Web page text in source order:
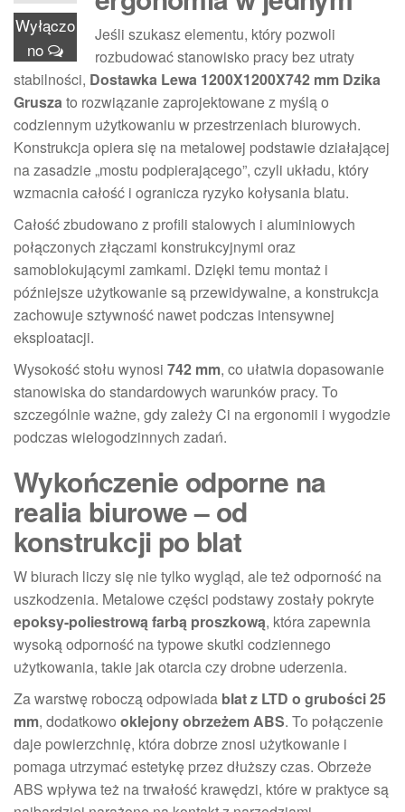
Wyłączo
no
Jeśli szukasz elementu, który pozwoli
rozbudować stanowisko pracy bez utraty
stabilności, Dostawka Lewa 1200X1200X742 mm Dzika
Gruszato rozwiązanie zaprojektowane z myślą o
codziennym użytkowaniu w przestrzeniach biurowych.
Konstrukcja opiera się na metalowej podstawie działającej
na zasadzie „mostu podpierającego”, czyli układu, który
wzmacnia całość i ogranicza ryzyko kołysania blatu.
Całość zbudowano z profili stalowych i aluminiowych
połączonych złączami konstrukcyjnymi oraz
samoblokującymi zamkami. Dzięki temu montaż i
późniejsze użytkowanie są przewidywalne, a konstrukcja
zachowuje sztywność nawet podczas intensywnej
eksploatacji.
Wysokość stołu wynosi 742 mm, co ułatwia dopasowanie
stanowiska do standardowych warunków pracy. To
szczególnie ważne, gdy zależy Ci na ergonomii i wygodzie
podczas wielogodzinnych zadań.
Wykończenie odporne na
realia biurowe – od
konstrukcji po blat
W biurach liczy się nie tylko wygląd, ale też odporność na
uszkodzenia. Metalowe części podstawy zostały pokryte
epoksy-poliestrową farbą proszkową, która zapewnia
wysoką odporność na typowe skutki codziennego
użytkowania, takie jak otarcia czy drobne uderzenia.
Za warstwę roboczą odpowiada blat z LTD o grubości 25
mm, dodatkowo oklejony obrzeżem ABS. To połączenie
daje powierzchnię, która dobrze znosi użytkowanie i
pomaga utrzymać estetykę przez dłuższy czas. Obrzeże
ABS wpływa też na trwałość krawędzi, które w praktyce są